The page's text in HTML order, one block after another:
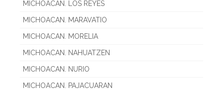
MICHOACAN. LOS REYES
MICHOACAN. MARAVATIO
MICHOACAN. MORELIA
MICHOACAN. NAHUATZEN
MICHOACAN. NURIO
MICHOACAN. PAJACUARAN